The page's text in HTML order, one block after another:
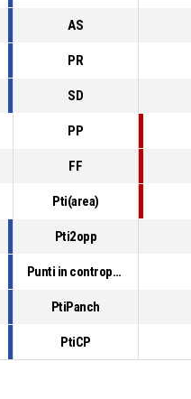
AS
PR
SD
PP
FF
Pti(area)
Pti2opp
Punti in contropiede
PtiPanch
PtiCP